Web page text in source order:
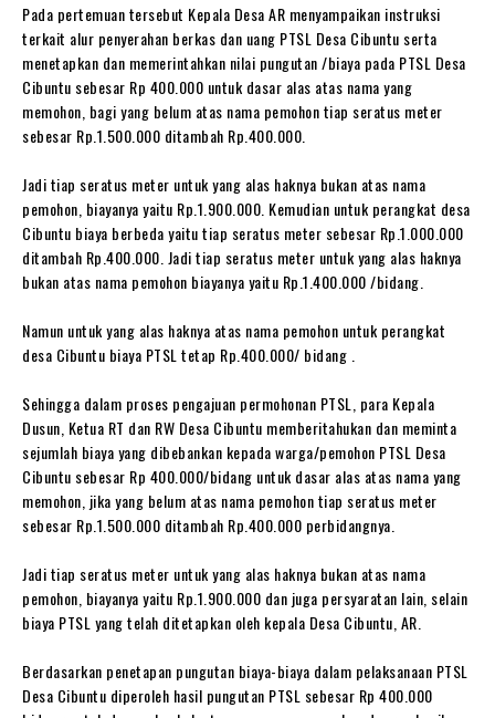
Pada pertemuan tersebut Kepala Desa AR menyampaikan instruksi
terkait alur penyerahan berkas dan uang PTSL Desa Cibuntu serta
menetapkan dan memerintahkan nilai pungutan /biaya pada PTSL Desa
Cibuntu sebesar Rp 400.000 untuk dasar alas atas nama yang
memohon, bagi yang belum atas nama pemohon tiap seratus meter
sebesar Rp.1.500.000 ditambah Rp.400.000.
Jadi tiap seratus meter untuk yang alas haknya bukan atas nama
pemohon, biayanya yaitu Rp.1.900.000. Kemudian untuk perangkat desa
Cibuntu biaya berbeda yaitu tiap seratus meter sebesar Rp.1.000.000
ditambah Rp.400.000. Jadi tiap seratus meter untuk yang alas haknya
bukan atas nama pemohon biayanya yaitu Rp.1.400.000 /bidang.
Namun untuk yang alas haknya atas nama pemohon untuk perangkat
desa Cibuntu biaya PTSL tetap Rp.400.000/ bidang .
Sehingga dalam proses pengajuan permohonan PTSL, para Kepala
Dusun, Ketua RT dan RW Desa Cibuntu memberitahukan dan meminta
sejumlah biaya yang dibebankan kepada warga/pemohon PTSL Desa
Cibuntu sebesar Rp 400.000/bidang untuk dasar alas atas nama yang
memohon, jika yang belum atas nama pemohon tiap seratus meter
sebesar Rp.1.500.000 ditambah Rp.400.000 perbidangnya.
Jadi tiap seratus meter untuk yang alas haknya bukan atas nama
pemohon, biayanya yaitu Rp.1.900.000 dan juga persyaratan lain, selain
biaya PTSL yang telah ditetapkan oleh kepala Desa Cibuntu, AR.
Berdasarkan penetapan pungutan biaya-biaya dalam pelaksanaan PTSL
Desa Cibuntu diperoleh hasil pungutan PTSL sebesar Rp 400.000